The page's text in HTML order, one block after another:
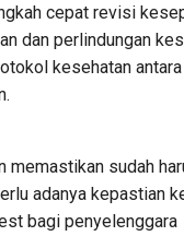
cepat revisi
dan perlindungan
kesehatan
memastikan sudah
adanya kepastian
bagi penyelenggara